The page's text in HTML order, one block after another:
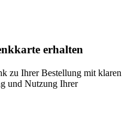
erhalten
zu Ihrer Bestellung mit klaren
und Nutzung Ihrer